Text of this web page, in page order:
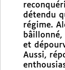
détendu
régime.
bâillonné,
et
Aussi,